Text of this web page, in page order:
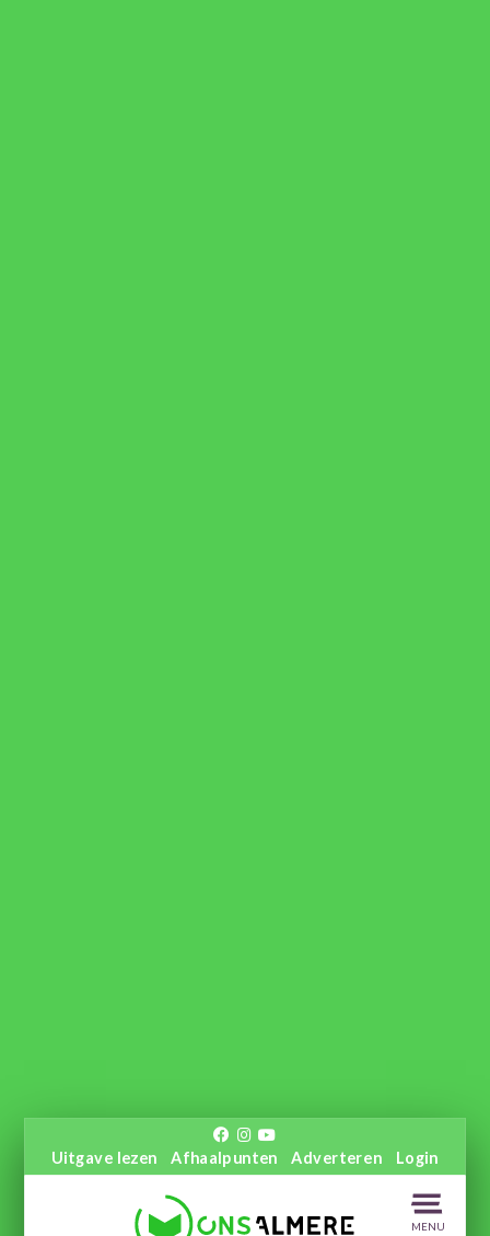
Uitgave lezen Afhaalpunten Adverteren Login
MENU